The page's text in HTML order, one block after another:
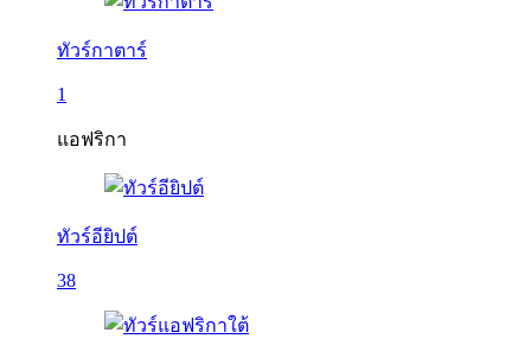
ทัวร์กาตาร์
1
แอฟริกา
ทัวร์อียิปต์
38